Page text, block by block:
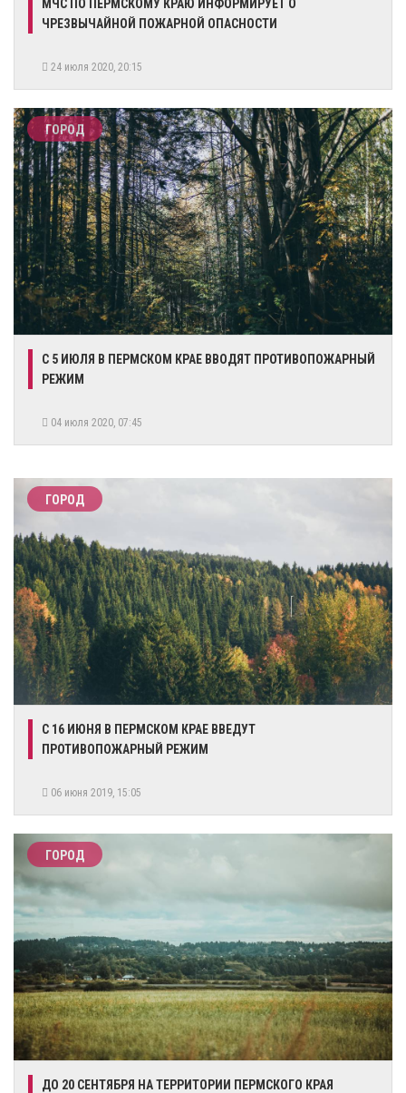
МЧС ПО ПЕРМСКОМУ КРАЮ ИНФОРМИРУЕТ О
ЧРЕЗВЫЧАЙНОЙ ПОЖАРНОЙ ОПАСНОСТИ
24 июля 2020, 20:15
ГОРОД
​С 5 ИЮЛЯ В ПЕРМСКОМ КРАЕ ВВОДЯТ ПРОТИВОПОЖАРНЫЙ
РЕЖИМ
04 июля 2020, 07:45
ГОРОД
С 16 ИЮНЯ В ПЕРМСКОМ КРАЕ ВВЕДУТ
ПРОТИВОПОЖАРНЫЙ РЕЖИМ
06 июня 2019, 15:05
ГОРОД
ДО 20 СЕНТЯБРЯ НА ТЕРРИТОРИИ ПЕРМСКОГО КРАЯ